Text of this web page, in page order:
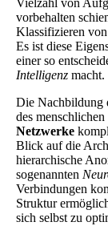
Vielzahl von
vorbehalten
Klassifizieren
Es ist diese
einer so
Intelligenz macht.
Die Nachbildung
des
Netzwerke
Blick auf die
hierarchische
sogenannten
Verbindungen
Struktur
sich selbst zu